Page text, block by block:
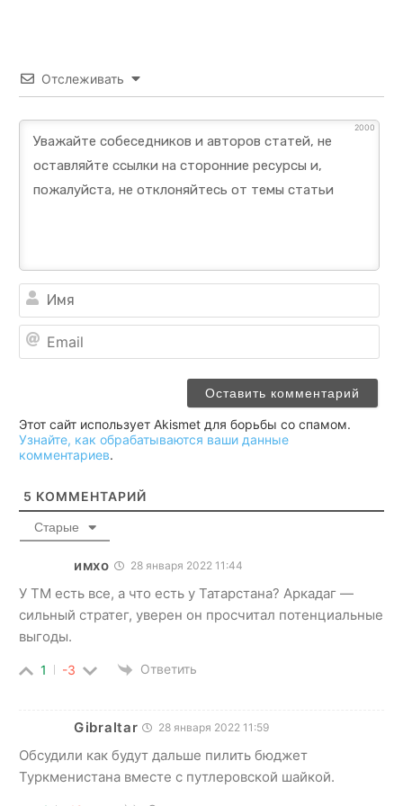
Отслеживать
2000
Этот сайт использует Akismet для борьбы со спамом.
Узнайте, как обрабатываются ваши данные
комментариев.
5 КОММЕНТАРИЙ
Старые
имхо 28 января 2022 11:44
У ТМ есть все, а что есть у Татарстана? Аркадаг —
сильный стратег, уверен он просчитал потенциальные
выгоды.
1 -3 Ответить
Gibraltar 28 января 2022 11:59
Обсудили как будут дальше пилить бюджет
Туркменистана вместе с путлеровской шайкой.